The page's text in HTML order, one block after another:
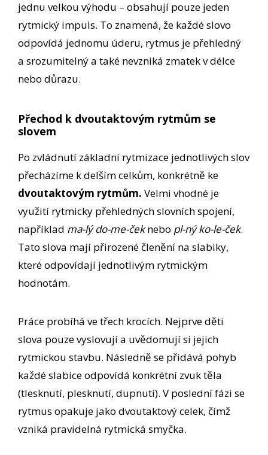
jednu velkou výhodu – obsahují pouze jeden
rytmický impuls. To znamená, že každé slovo
odpovídá jednomu úderu, rytmus je přehledný
a srozumitelný a také nevzniká zmatek v délce
nebo důrazu.
Přechod k dvoutaktovým rytmům se
slovem
Po zvládnutí základní rytmizace jednotlivých slov
přecházíme k delším celkům, konkrétně ke
dvoutaktovým rytmům. Velmi vhodné je
využití rytmicky přehledných slovních spojení,
například ma-lý do-me-čeknebo pl-ný ko-le-ček.
Tato slova mají přirozené členění na slabiky,
které odpovídají jednotlivým rytmickým
hodnotám.
Práce probíhá ve třech krocích. Nejprve děti
slova pouze vyslovují a uvědomují si jejich
rytmickou stavbu. Následně se přidává pohyb
každé slabice odpovídá konkrétní zvuk těla
(tlesknutí, plesknutí, dupnutí). V poslední fázi se
rytmus opakuje jako dvoutaktový celek, čímž
vzniká pravidelná rytmická smyčka.